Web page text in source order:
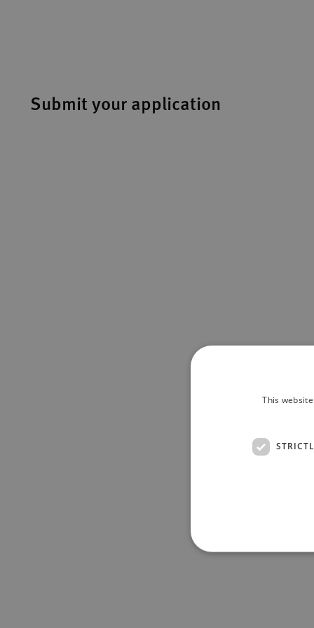
Submit your application
This